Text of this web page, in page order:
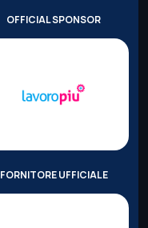
OFFICIAL SPONSOR
FORNITORE UFFICIALE